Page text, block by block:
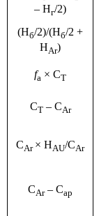
– Hг/2)
(Hб/2)/(Hб/2 +
HAr)
fa × CT
CT– CAr
CAr × HAU/CAr
CAr– Cap